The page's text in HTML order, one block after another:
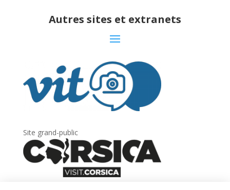
Autres sites et extranets
Site grand-public